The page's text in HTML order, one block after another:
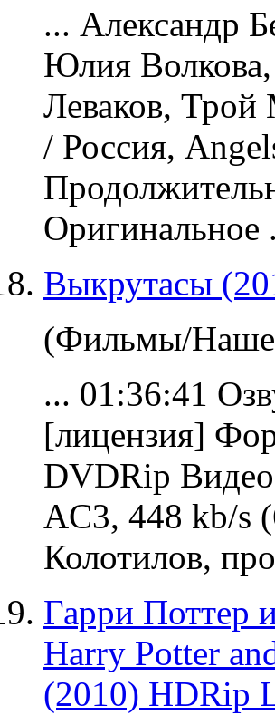
... Александр
Юлия
Леваков,
/ Россия,
Оригинальное
Выкрутасы
(Фильмы/
... 01:36:41
[лицензия]
DVDRip
AC3, 448 kb/s
Колотилов,
Гарри Поттер
Harry Potter
(2010) HDRip